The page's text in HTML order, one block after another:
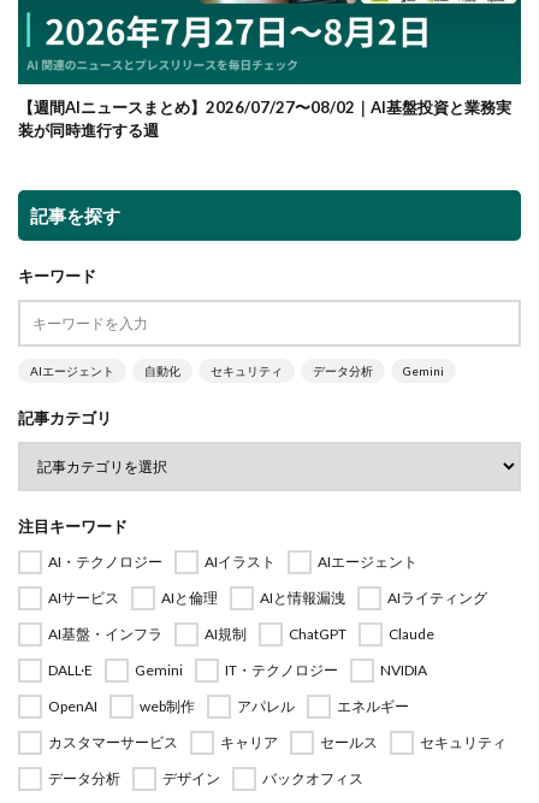
【週間AIニュースまとめ】2026/07/27〜08/02｜AI基盤投資と業務実
装が同時進行する週
記事を探す
キーワード
AIエージェント 自動化 セキュリティ データ分析 Gemini
記事カテゴリ
注目キーワード
AI・テクノロジー AIイラスト
AIエージェント
AIサービス
AIと倫理 AIと情報漏洩
AIライティング
AI基盤・インフラ
AI規制 ChatGPT
Claude
DALL·E
Gemini IT・テクノロジー
NVIDIA
OpenAI
web制作 アパレル
エネルギー
カスタマーサービス
キャリア セールス
セキュリティ
データ分析
デザイン バックオフィス